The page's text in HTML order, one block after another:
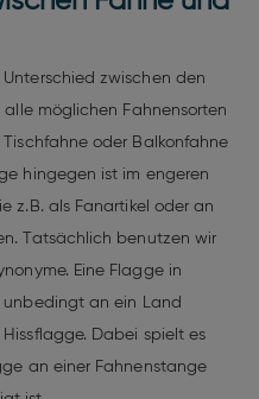
zwischen den
alle möglichen Fahnensorten
oder Balkonfahne
hingegen ist im engeren
z.B. als Fanartikel oder an
Tatsächlich benutzen wir
Eine Flagge in
unbedingt an ein Land
Dabei spielt es
an einer Fahnenstange